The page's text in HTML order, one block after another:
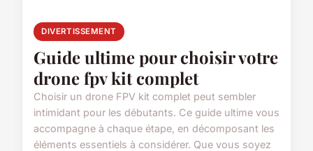
DIVERTISSEMENT
Guide ultime pour choisir votre
drone fpv kit complet
Choisir un drone FPV kit complet peut sembler
intimidant pour les débutants. Ce guide ultime vous
accompagne à chaque étape, en décomposant les
éléments essentiels à considérer. Que vous soyez